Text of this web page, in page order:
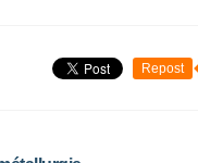
Repost